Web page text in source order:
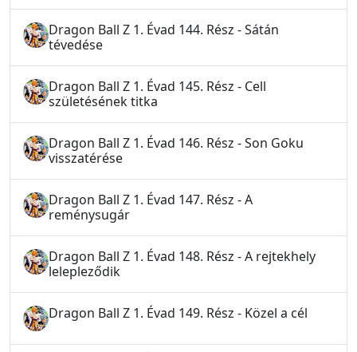
Dragon Ball Z 1. Évad 144. Rész - Sátán
tévedése
Dragon Ball Z 1. Évad 145. Rész - Cell
születésének titka
Dragon Ball Z 1. Évad 146. Rész - Son Goku
visszatérése
Dragon Ball Z 1. Évad 147. Rész - A
reménysugár
Dragon Ball Z 1. Évad 148. Rész - A rejtekhely
lelepleződik
Dragon Ball Z 1. Évad 149. Rész - Közel a cél